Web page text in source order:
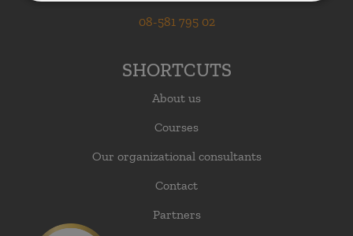
08-581 795 02
SHORTCUTS
About us
Courses
Our organizational consultants
Contact
Partners